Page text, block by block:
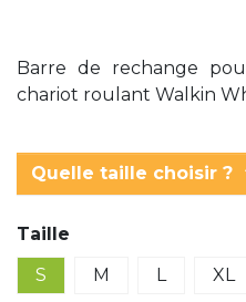
Barre de rechange
chariot roulant Walkin
Quelle taille choisir ?
Taille
S
M L XL